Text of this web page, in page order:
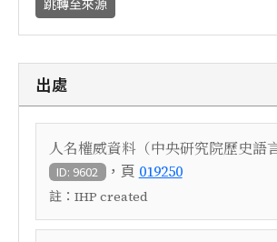
跳轉至來源
出處
人名權威資料（中央研究院歷史語
ID: 9602 ，頁 019250
註： IHP created